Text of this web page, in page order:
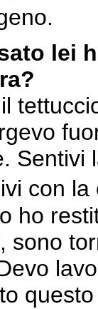
lei
Sentivi
con
ho
sono